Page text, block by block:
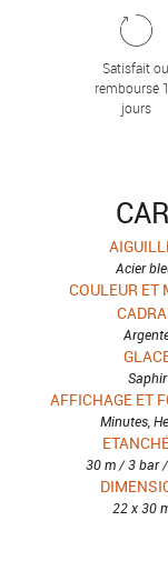
Satisfait ou
remboursé
jours
Acier
COULEUR ET
Saphir
AFFICHAGE ET
Minutes,
30 m / 3 bar
22 x 30